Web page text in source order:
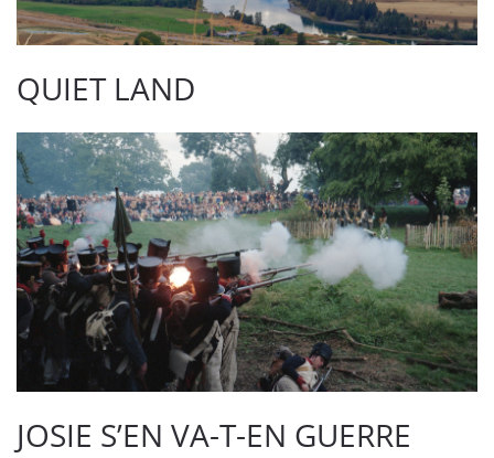
QUIET LAND
JOSIE S’EN VA-T-EN GUERRE